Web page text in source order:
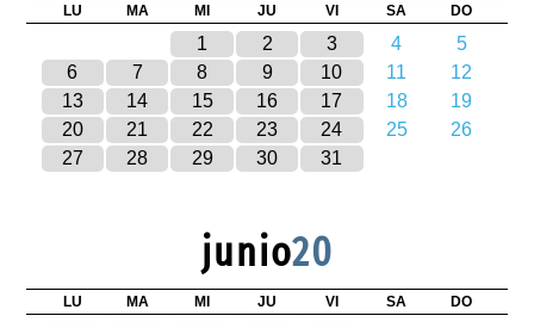
LU MA MI JU VI SA DO
1 2 3 4
5
6
7 8 9 10 11
12
13
14 15 16 17 18
19
20
21 22 23 24 25
26
27
28 29 30 31
junio20
LU MA MI JU VI SA DO